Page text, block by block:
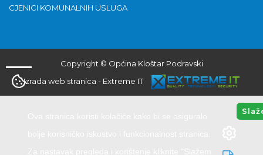
CJENICI KOMUNALNIH USLUGA
Copyright © Općina Kloštar Podravski
Izrada web stranica - Extreme IT